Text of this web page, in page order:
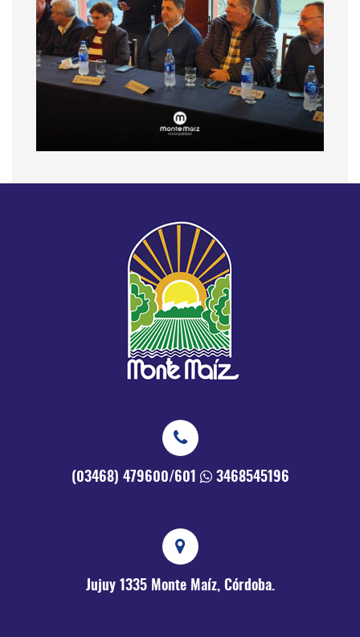
(03468) 479600/601 3468545196
Jujuy 1335 Monte Maíz, Córdoba.